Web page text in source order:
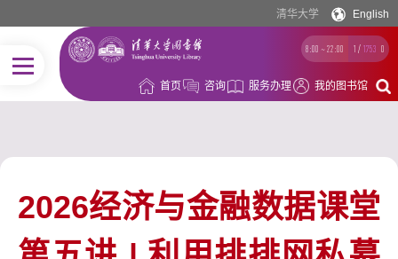
清华大学 English
8:00 ~ 22:00 1 / 1753 0
首页 咨询 服务办理 我的图书馆
2026经济与金融数据课堂